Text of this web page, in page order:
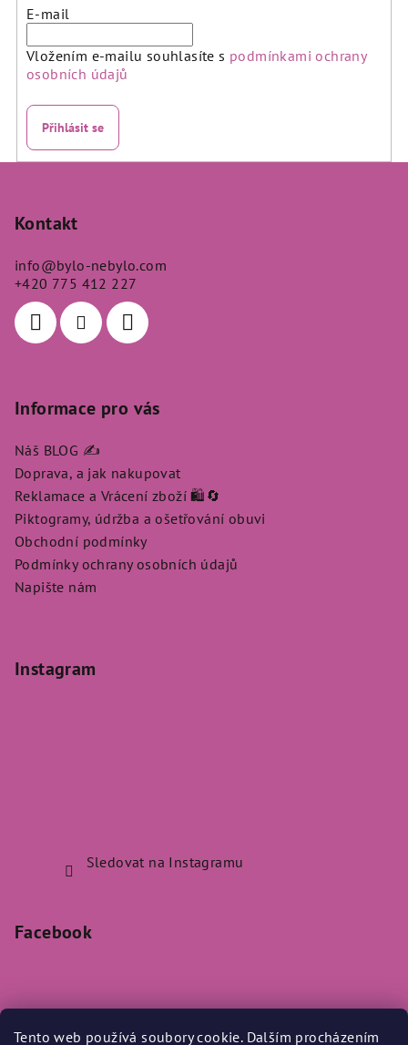
Tento web používá soubory cookie. Dalším procházením
E-mail
Vložením e-mailu souhlasíte s podmínkami ochrany
osobních údajů
Přihlásit se
Kontakt
info@bylo-nebylo.com
+420 775 412 227
Informace pro vás
Náš BLOG ✍️
Doprava, a jak nakupovat
Reklamace a Vrácení zboží 🛍️🔄
Piktogramy, údržba a ošetřování obuvi
Obchodní podmínky
Podmínky ochrany osobních údajů
Napište nám
Instagram
Sledovat na Instagramu
Facebook